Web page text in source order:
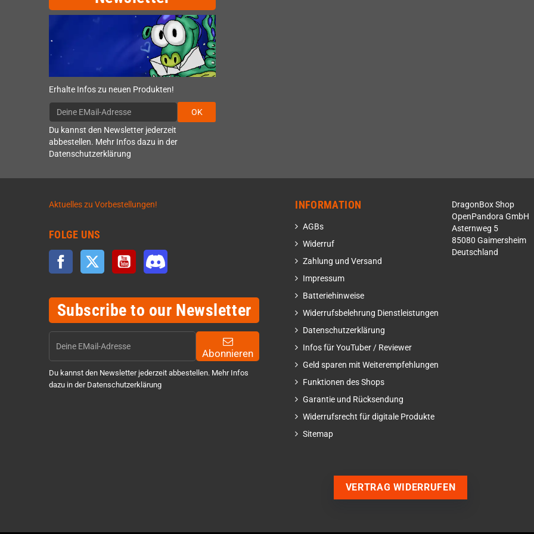
Erhalte Infos zu neuen Produkten!
OK
Du kannst den Newsletter jederzeit
abbestellen. Mehr Infos dazu in der
Datenschutzerklärung
Aktuelles zu Vorbestellungen!
FOLGE UNS
Facebook Twitter YouTube
Subscribe to our Newsletter
Abonnieren
Du kannst den Newsletter jederzeit abbestellen. Mehr Infos
dazu in der Datenschutzerklärung
INFORMATION
AGBs
Widerruf
Zahlung und Versand
Impressum
Batteriehinweise
Widerrufsbelehrung Dienstleistungen
Datenschutzerklärung
Infos für YouTuber / Reviewer
Geld sparen mit Weiterempfehlungen
Funktionen des Shops
Garantie und Rücksendung
Widerrufsrecht für digitale Produkte
Sitemap
DragonBox Shop
OpenPandora GmbH
Asternweg 5
85080 Gaimersheim
Deutschland
VERTRAG WIDERRUFEN